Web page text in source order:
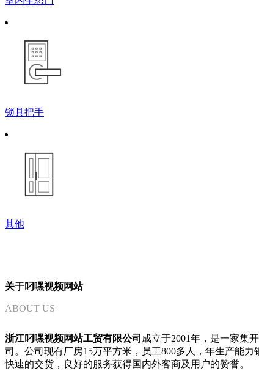
锁具把手
其他
关于叼嘿视频网站
ABOUT US
浙江叼嘿视频网站工贸有限公司 成立于2001年，是一家集
司。公司现有厂房15万平方米，员工800多人，年生产能
快速的交货，良好的服务获得国内外客商及用户的赞誉。